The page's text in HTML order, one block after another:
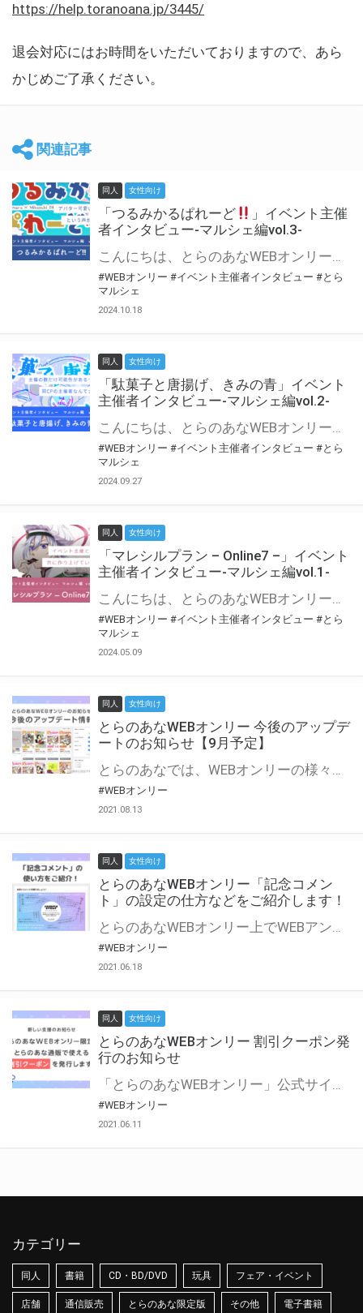
https://help.toranoana.jp/3445/
退会対応にはお時間をいただいておりますので、あら
かじめご了承ください。
関連記事
同人 女性向け
「つるみかるぱれーど
」イベント主催
者インタビュー-マルシェ編vol.3-
こんにちは、とらのあなWEBオンリー運営スタッフです。 新たにお届けする、イベント主催者インタビュー-マルシェ編-は、 とらのあなWEBオンリー「マルシェ」をご利用した主催様に 「マルシェ」を使って開催した感想や心がけをお聞きする企画です。 今回は、WEBオンリー初開催「つるみかるぱれーど
#WEBオンリー #イベント主催者インタビュー #とら
マルシェ
2024.10.18
同人 女性向け
「駄菓子と唐揚げ、きみの青」イベント
主催者インタビュー-マルシェ編vol.2-
こんにちは、とらのあなWEBオンリー運営スタッフです。 新たにお届けする、イベント主催者インタビュー-マルシェ編-は、 とらのあなWEBオンリー「マルシェ」をご利用の主催様に 「マルシェ」を使ってイベントを開催した感想や心がけをお聞きする企画です。 今回は、WEBオンリー初開催「駄菓子と唐揚げ、きみの青」より、 主催のぎこ六屋様にお話を伺いました。 協力：ぎこ六屋様／イベント公式Twitter（@krkgwks） とらのあなWEBオンリー「マルシェ」とは？ WEBオンリーでリアルタイムでコミュニケーションがとれるオンライン会場です。
#WEBオンリー #イベント主催者インタビュー #とら
マルシェ
2024.09.27
同人 女性向け
「マレシルプラン – Online7 –」イベント
主催者インタビュー-マルシェ編vol.1-
こんにちは、とらのあなWEBオンリー運営スタッフです。 新たにお届けする、イベント主催者インタビュー-マルシェ編-は、 とらのあなWEBオンリー「マルシェ」をご利用した主催様に 「マルシェ」を使って開催した感想や心がけをお聞きする企画です。 今回は、WEBオンリー開催7回目迎えた「マレシルプラン – Online7 –」より、 主催の玉川うた様にお話を伺いました。 ▼マレシルプランのインタビュー前回記事 「イベント主催者インタビュー vol.6」はこちら 協力：玉川うた様（マレシルプラン実行委員会 代表）／イベント公式Twitter（@mallesil_plan） とらのあなWEBオンリー「マルシェ」とは？ WEBオンリーでリアルタイムでコミュニケーションがとれるオンライン会場です。
#WEBオンリー #イベント主催者インタビュー #とら
マルシェ
2024.05.09
同人 女性向け
とらのあなWEBオンリー 今後のアップデ
ートのお知らせ【9月予定】
とらのあなでは、WEBオンリーの様々な支援を実施しています。 今回は2021年9月に実装を予定しているアップデート情報についてご紹介いたします。 とらのあなWEBオンリーサイトはこちら
#WEBオンリー
2021.08.13
同人 女性向け
とらのあなWEBオンリー「記念コメン
ト」の設定の仕方などをご紹介します！
とらのあなWEBオンリー上でWEBアンソロジーが作成できる「記念コメント」について、その使い方や作成手順を解説します！ 支援タイプを「サークル参加型」「サークル参加型・マルシェ(イベント会場)機能付き」でお申し込みいただいている主催者様はぜひご活用ください♪ とらのあなWEBオンリーサイトはこちら
#WEBオンリー
2021.06.18
同人 女性向け
とらのあなWEBオンリー 割引クーポン発
行のお知らせ
「とらのあなWEBオンリー」公式サイトでとらのあな通販の「割引クーポン」を配布中！ イベントごとに開催当日限定で使える割引クーポンのシリアルコードを発行します。 とらのあなWEBオンリーのページをチェックして、イベント当日にお得にお買い物を楽しみましょう♪ ※本キャンペーンは予告なく終了する場合がございます。 とらのあなWEBオンリーサイトはこちら
#WEBオンリー
2021.06.11
カテゴリー
同人 書籍 CD・BD/DVD 玩具 フェア・イベント
店舗 通信販売 とらのあな限定版 その他 電子書籍